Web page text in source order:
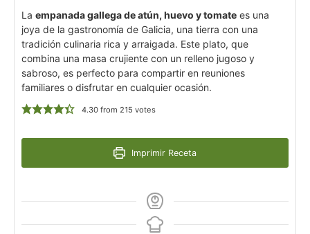
La empanada gallega de atún, huevo y tomate es una
joya de la gastronomía de Galicia, una tierra con una
tradición culinaria rica y arraigada. Este plato, que
combina una masa crujiente con un relleno jugoso y
sabroso, es perfecto para compartir en reuniones
familiares o disfrutar en cualquier ocasión.
4.30from 215 votes
Imprimir Receta